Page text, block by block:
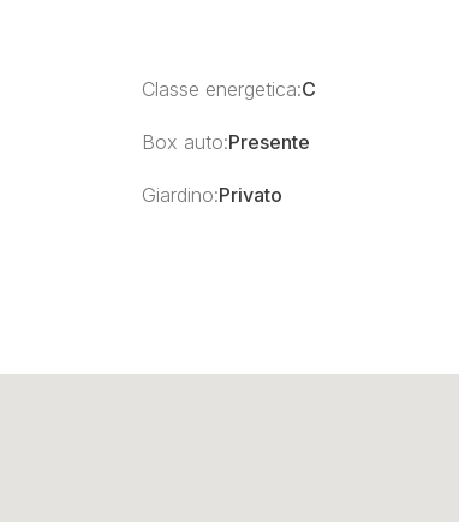
Classe energetica:C
Box auto:Presente
Giardino:Privato